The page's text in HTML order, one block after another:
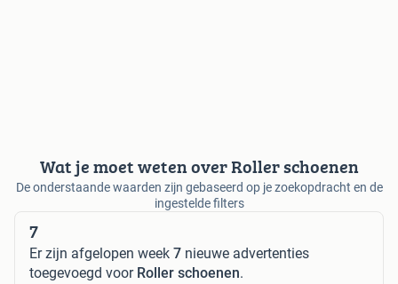
Wat je moet weten over Roller schoenen
De onderstaande waarden zijn gebaseerd op je zoekopdracht en de
ingestelde filters
7
Er zijn afgelopen week 7 nieuwe advertenties
toegevoegd voor Roller schoenen.